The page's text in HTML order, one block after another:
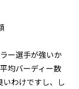
ー選手が強いか
均バーディー数
わけですし、し